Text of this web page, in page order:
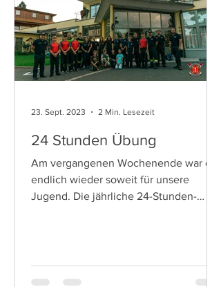
24 Stunden Übung
Am vergangenen Wochenende war es
endlich wieder soweit für unsere
Jugend. Die jährliche 24-Stunden-
23. Sept. 2023 2 Min. Lesezeit